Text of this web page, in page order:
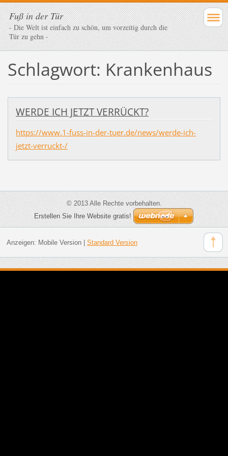
Fuß in der Tür
- Die Welt ist einfach zu schön, um vorzeitig durch die
Tür zu gehn -
Schlagwort: Krankenhaus
WERDE ICH JETZT VERRÜCKT?
https://www.1-fuss-in-der-tuer.de/news/werde-ich-
jetzt-verruckt-/
© 2013 Alle Rechte vorbehalten.
Erstellen Sie Ihre Website gratis!
Anzeigen: Mobile Version| Standard Version